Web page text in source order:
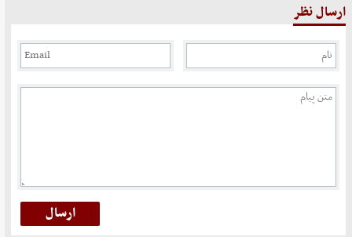
ارسال نظر